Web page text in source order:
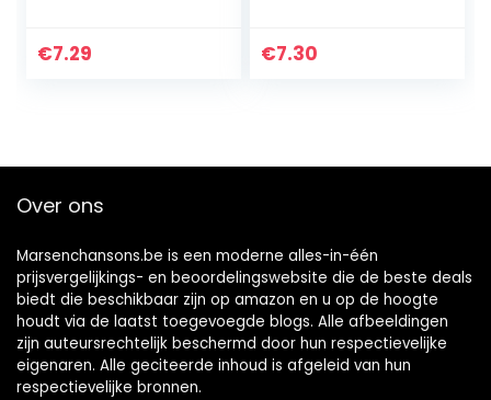
Voor Alle
€7.29
gezichtsreiniging
€7.30
Over ons
Marsenchansons.be is een moderne alles-in-één
prijsvergelijkings- en beoordelingswebsite die de beste deals
biedt die beschikbaar zijn op amazon en u op de hoogte
houdt via de laatst toegevoegde blogs. Alle afbeeldingen
zijn auteursrechtelijk beschermd door hun respectievelijke
eigenaren. Alle geciteerde inhoud is afgeleid van hun
respectievelijke bronnen.